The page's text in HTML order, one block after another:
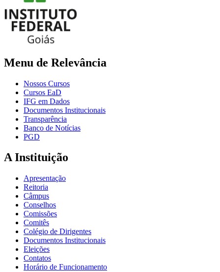
Menu de Relevância
Nossos Cursos
Cursos EaD
IFG em Dados
Documentos Institucionais
Transparência
Banco de Notícias
PGD
A Instituição
Apresentação
Reitoria
Câmpus
Conselhos
Comissões
Comitês
Colégio de Dirigentes
Documentos Institucionais
Eleições
Contatos
Horário de Funcionamento